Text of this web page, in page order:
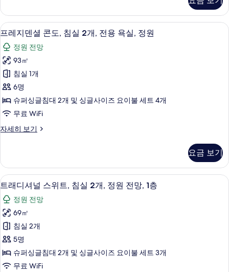
사
진
모
두
보
기
2F
267
ft²
자
세
히
보
기
프
레
지
덴
셜
콘
도,
실
개,
전
용
욕
실,
정
원
사
진
고급 침구, 오리/거위털 이불, 필로우
20
프레지덴셜 콘도, 침실 2개, 전용 욕실, 정원
정원 전망
93㎡
침실 1개
6명
슈퍼싱글침대 2개 및 싱글사이즈 요이불 세트 4개
무료 WiFi
자세히 보기
프
셜
콘
도,
침
실
2
개,
전
용
욕
실,
정
요금 보기
트
래
디
셔
널
스
위
트래디셔널 스위트, 침실 2개, 정원 전
18
트래디셔널 스위트, 침실 2개, 정원 전망, 1층
정원 전망
69㎡
침실 2개
5명
슈퍼싱글침대 2개 및 싱글사이즈 요이불 세트 3개
무료 WiFi